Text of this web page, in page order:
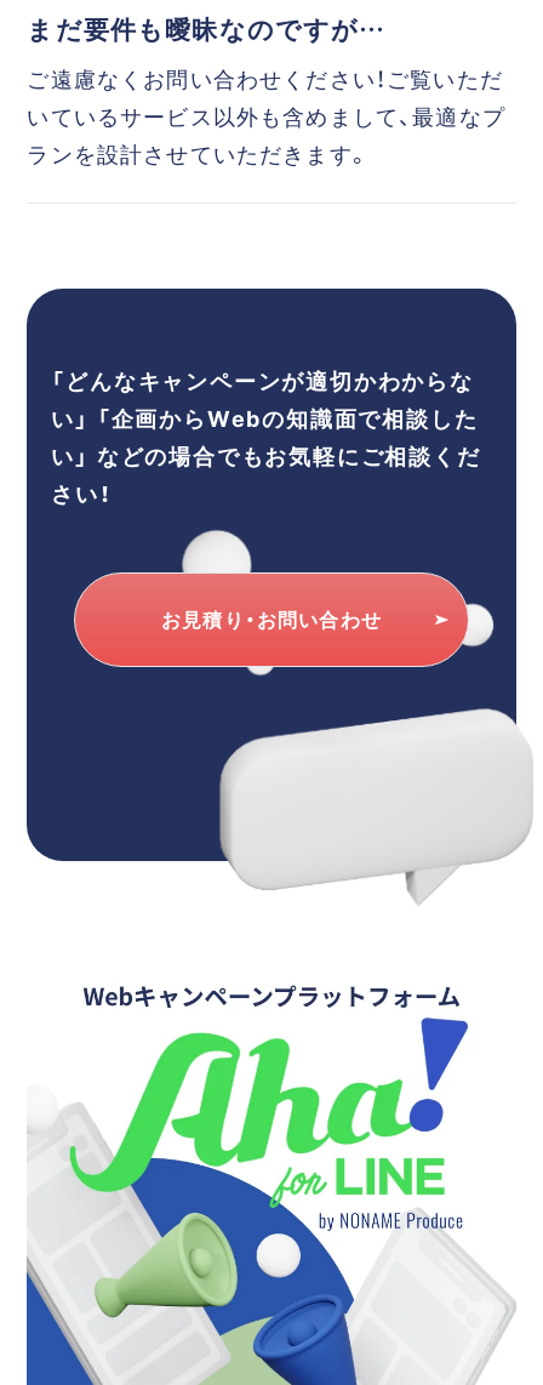
まだ要件も曖昧なのですが…
ご遠慮なくお問い合わせください！ご覧いただ
いているサービス以外も含めまして、最適なプ
ランを設計させていただきます。
「どんなキャンペーンが適切かわからな
い」 「企画からWebの知識面で相談した
い」 などの場合でもお気軽にご相談くだ
さい！